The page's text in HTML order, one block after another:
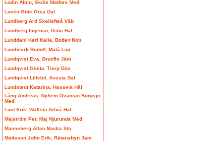
Lodin Albin, Sköle Matfors Med
Lovén Göte Orsa Dal
Lundberg Ard Skellefteå Väb
Lundberg Ingemar, Ilsbo Häl
Lunddahl Karl Kalle, Boden Nob
Lundmark Rudolf, Malå Lap
Lundqvist Eva, Brunflo Jäm
Lundqvist Gösta, Tierp Gäs
Lundqvist Lillebil, Avesta Dal
Lundstedt Katarina, Hassela Häl
Lång Andreas, Nyhem Ovansjö Borgsjö
Med
Lööf Erik, Wallsta Arbrå Häl
Majström Per, Maj Njurunda Med
Manneberg Allan Nacka Sto
Mattsson John Erik, Rätansbyn Jäm